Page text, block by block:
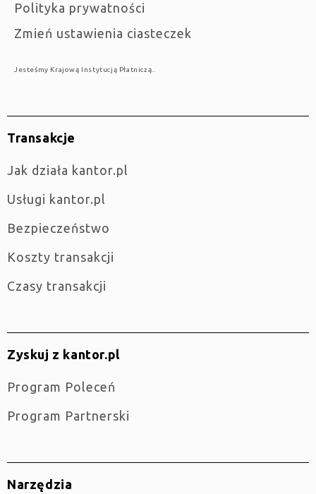
Polityka prywatności
Zmień ustawienia ciasteczek
Jesteśmy Krajową Instytucją Płatniczą..
Transakcje
jak działa kantor.pl
Usługi kantor.pl
Bezpieczeństwo
Koszty transakcji
Czasy transakcji
Zyskuj z kantor.pl
Program Poleceń
Program Partnerski
Narzędzia